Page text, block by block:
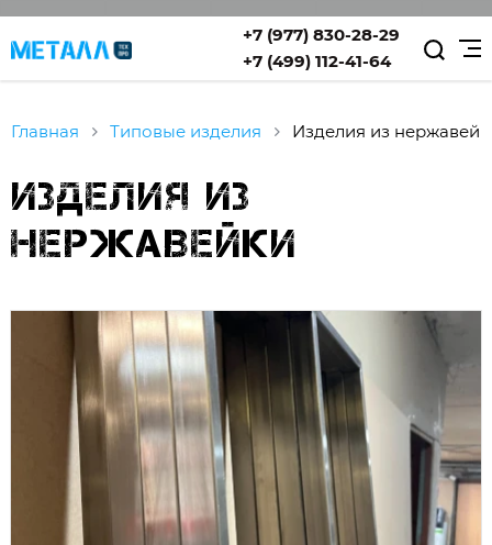
+7 (977) 830-28-29
+7 (499) 112-41-64
Главная Типовые изделия Изделия из
Изделия из
нержавейки